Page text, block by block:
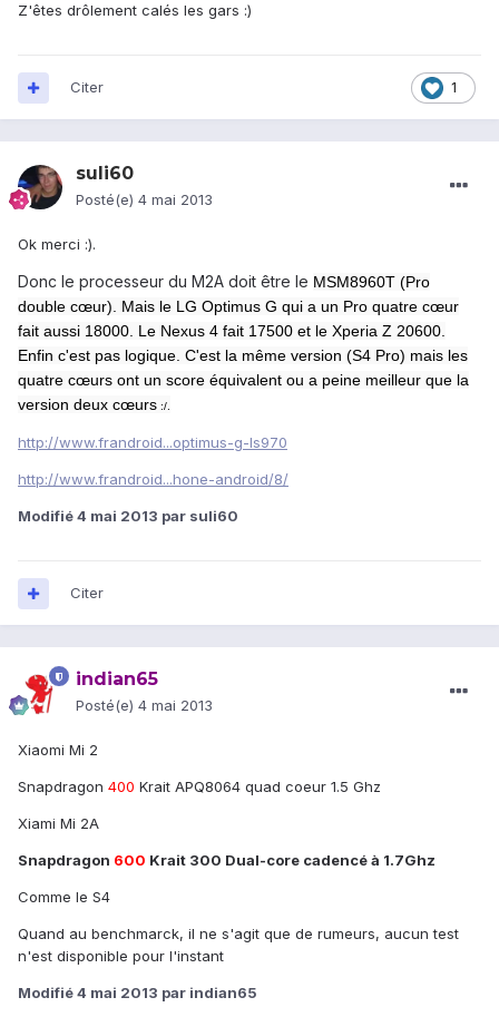
Z'êtes drôlement calés les gars :)
1
Citer
suli60
Posté(e) 4 mai 2013
Ok merci :).
Donc le processeur du M2A doit être le MSM8960T (Pro
double cœur). Mais le LG Optimus G qui a un Pro quatre cœur
fait aussi 18000. Le Nexus 4 fait 17500 et le Xperia Z 20600.
Enfin c'est pas logique. C'est la même version (S4 Pro) mais les
quatre cœurs ont un score équivalent ou a peine meilleur que la
version deux cœurs :/.
http://www.frandroid...optimus-g-ls970
http://www.frandroid...hone-android/8/
Modifié4 mai 2013 par suli60
Citer
indian65
Posté(e) 4 mai 2013
Xiaomi Mi 2
Snapdragon 400 Krait APQ8064 quad coeur 1.5 Ghz
Xiami Mi 2A
Snapdragon 600 Krait 300 Dual-core cadencé à 1.7Ghz
Comme le S4
Quand au benchmarck, il ne s'agit que de rumeurs, aucun test
n'est disponible pour l'instant
Modifié4 mai 2013 par indian65